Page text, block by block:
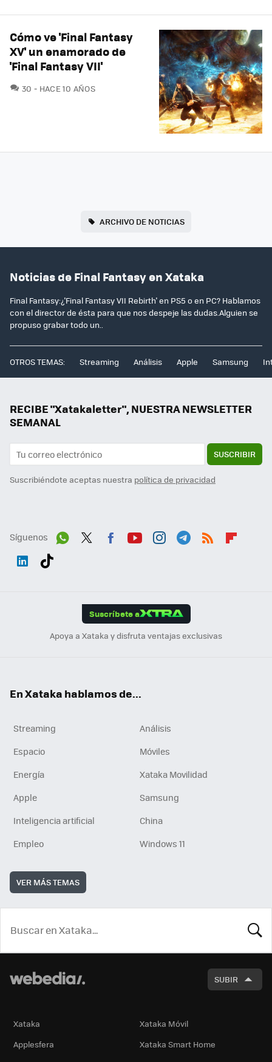
Cómo ve 'Final Fantasy
XV' un enamorado de
'Final Fantasy VII'
30 COMENTARIOS
HACE 10 AÑOS
ARCHIVO DE NOTICIAS
Noticias de Final Fantasy en Xataka
Final Fantasy:¿'Final Fantasy VII Rebirth' en PS5 o en PC? Hablamos
con el director de ésta para que nos despeje las dudas.Alguien se
propuso grabar todo un..
OTROS TEMAS: Streaming Análisis Apple Samsung
RECIBE "Xatakaletter", NUESTRA NEWSLETTER
SEMANAL
SUSCRIBIR
Suscribiéndote aceptas nuestra política de privacidad
Síguenos
Suscríbete a
Apoya a Xataka y disfruta ventajas exclusivas
En Xataka hablamos de...
Streaming
Análisis
Espacio
Móviles
Energía
Xataka Movilidad
Apple
Samsung
Inteligencia artificial
China
Empleo
Windows 11
VER MÁS TEMAS
SUBIR
Xataka
Xataka Móvil
Applesfera
Xataka Smart Home